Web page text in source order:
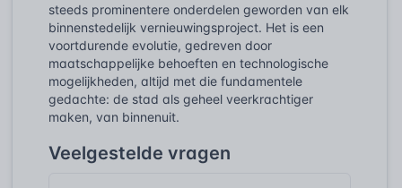
steeds prominentere onderdelen geworden van elk
binnenstedelijk vernieuwingsproject. Het is een
voortdurende evolutie, gedreven door
maatschappelijke behoeften en technologische
mogelijkheden, altijd met die fundamentele
gedachte: de stad als geheel veerkrachtiger
maken, van binnenuit.
Veelgestelde vragen